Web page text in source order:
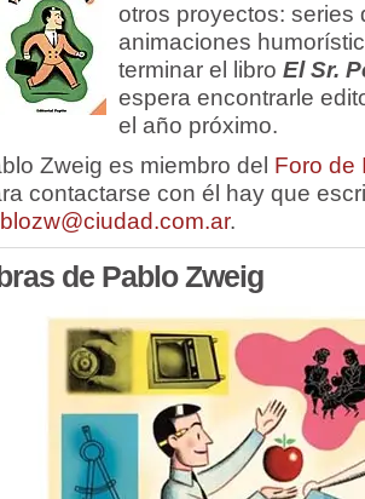
otros proyectos: series
animaciones
terminar el libro El Sr.
espera encontrarle
el año próximo.
Zweig es miembro del Foro de
contactarse con él hay que
.
de Pablo Zweig